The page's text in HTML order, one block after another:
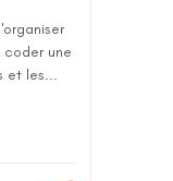
coder une
et les...